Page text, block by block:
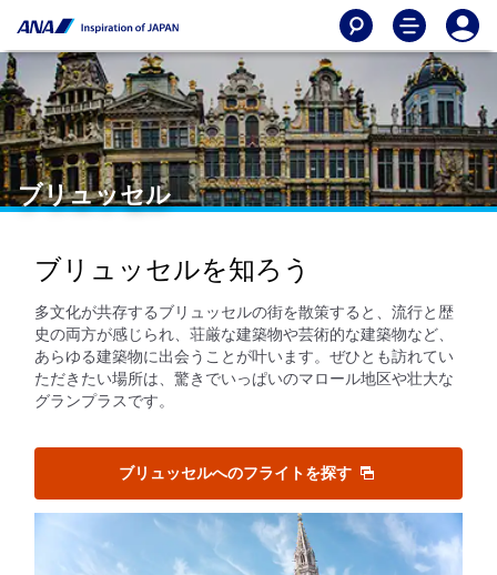
ブリュッセル
ブリュッセルを知ろう
多文化が共存するブリュッセルの街を散策すると、流行と歴
史の両方が感じられ、荘厳な建築物や芸術的な建築物など、
あらゆる建築物に出会うことが叶います。ぜひとも訪れてい
ただきたい場所は、驚きでいっぱいのマロール地区や壮大な
グランプラスです。
ブリュッセルへのフライトを探す